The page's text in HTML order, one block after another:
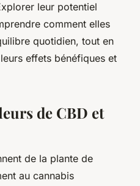
leur potentiel
comment elles
quotidien, tout en
effets bénéfiques et
de CBD et
de la plante de
au cannabis